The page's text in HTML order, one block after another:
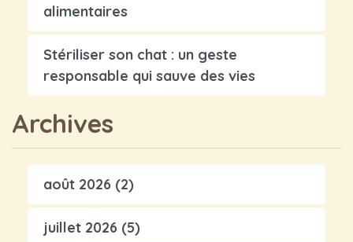
alimentaires
Stériliser son chat : un geste
responsable qui sauve des vies
Archives
août 2026 (2)
juillet 2026 (5)